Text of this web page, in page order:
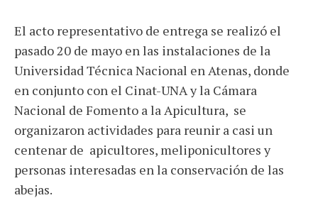
El acto representativo de entrega se realizó el
pasado 20 de mayo en las instalaciones de la
Universidad Técnica Nacional en Atenas, donde
en conjunto con el Cinat-UNA y la Cámara
Nacional de Fomento a la Apicultura, se
organizaron actividades para reunir a casi un
centenar de apicultores, meliponicultores y
personas interesadas en la conservación de las
abejas.